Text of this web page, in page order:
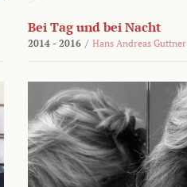
Bei Tag und bei Nacht
2014 - 2016 / Hans Andreas Guttner